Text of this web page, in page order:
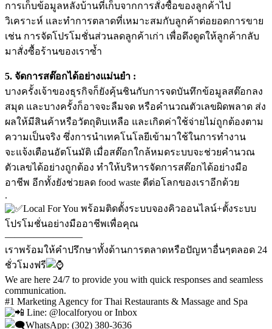
การเก็บข้อมูลหลังบ้านที่เก็บจากการสั่งซื้อของลูกค้าไป
วิเคราะห์ และทำการตลาดที่เหมาะสมกับลูกค้าต่อยอดการขาย
เช่น การจัดโปรโมชั่นส่วนลดลูกค้าเก่า เพื่อดึงดูดให้ลูกค้ากลับ
มาสั่งซื้อร้านของเราซ้ำ
5. จัดการสต๊อกได้อย่างแม่นยำ :
บางครั้งเจ้าของธุรกิจก็ยังคุ้นชินกับการจดบันทึกข้อมูลสต๊อกลง
สมุด และบางครั้งก็อาจจะลืมจด หรือคำนวณตัวเลขผิดพลาด ส่ง
ผลให้มีสินค้าหรือวัตถุดิบเหลือ และเกิดค่าใช้จ่ายไม่ถูกต้องตาม
ความเป็นจริง ซึ่งการนำเทคโนโลยีเข้ามาใช้ในการทำงาน
จะแจ้งเตือนอัตโนมัติ เมื่อสต๊อกใกล้หมดระบบจะช่วยคำนวณ
ตัวเลขได้อย่างถูกต้อง ทำให้บริหารจัดการสต๊อกได้อย่างมือ
อาชีพ อีกทั้งยังช่วยลด food waste ดีต่อโลกของเราอีกด้วย
.
Local For You พร้อมติดตั้งระบบจองคิวออนไลน์+ตั้งระบบ
โปรโมชั่นอย่างมืออาชีพเพื่อคุณ
————————
เราพร้อมให้คำปรึกษาทั้งด้านการตลาดหรือปัญหาอื่นๆตลอด 24
ชั่วโมงฟรี
We are here 24/7 to provide you with quick responses and seamless
communication.
#1 Marketing Agency for Thai Restaurants & Massage and Spa
Line: @‌localforyou or Inbox
WhatsApp: (302) 380-3636